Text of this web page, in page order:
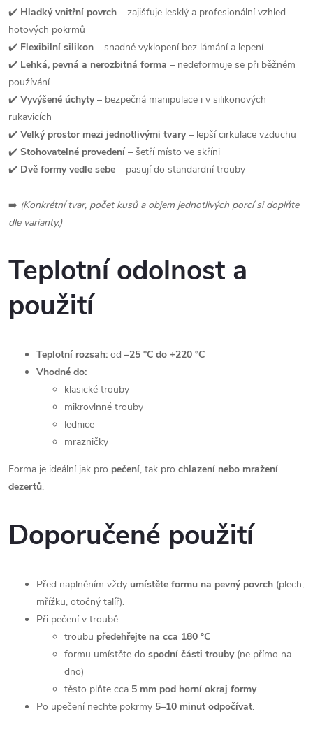
✔️ Hladký vnitřní povrch – zajišťuje lesklý a profesionální vzhled
hotových pokrmů
✔️ Flexibilní silikon – snadné vyklopení bez lámání a lepení
✔️ Lehká, pevná a nerozbitná forma – nedeformuje se při běžném
používání
✔️ Vyvýšené úchyty– bezpečná manipulace i v silikonových
rukavicích
✔️ Velký prostor mezi jednotlivými tvary– lepší cirkulace vzduchu
✔️ Stohovatelné provedení – šetří místo ve skříni
✔️ Dvě formy vedle sebe – pasují do standardní trouby
➡️ (Konkrétní tvar, počet kusů a objem jednotlivých porcí si doplňte
dle varianty.)
Teplotní odolnost a
použití
Teplotní rozsah: od –25 °C do +220 °C
Vhodné do:
klasické trouby
mikrovlnné trouby
lednice
mrazničky
Forma je ideální jak pro pečení, tak pro chlazení nebo mražení
dezertů.
Doporučené použití
Před naplněním vždy umístěte formu na pevný povrch (plech,
mřížku, otočný talíř).
Při pečení v troubě:
troubu předehřejte na cca 180 °C
formu umístěte do spodní části trouby(ne přímo na
dno)
těsto plňte cca 5 mm pod horní okraj formy
Po upečení nechte pokrmy 5–10 minut odpočívat.